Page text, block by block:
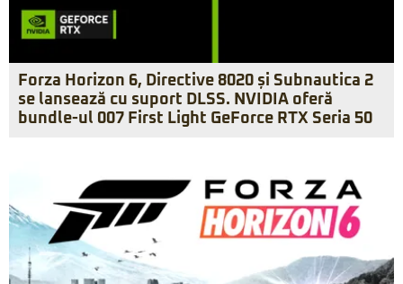
Forza Horizon 6, Directive 8020 și Subnautica 2
se lansează cu suport DLSS. NVIDIA oferă
bundle-ul 007 First Light GeForce RTX Seria 50